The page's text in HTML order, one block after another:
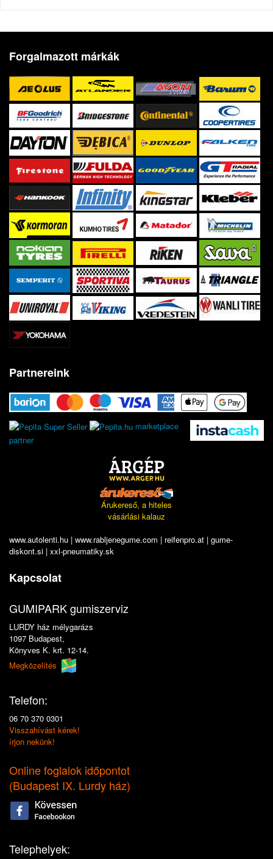
Forgalmazott márkák
Partnereink
marketplace
partner
Árukereső, a hiteles
vásárlási kalauz
www.autolenti.hu | www.rabljenegume.com | reifenpro.at | gume-
diskont.si | xxl-pneumatiky.sk
Kapcsolat
GUMIPARK gumiszerviz
LURDY ház mélygarázs
1097 Budapest,
Könyves K. krt. 12-14.
Megközelítés
Telefon:
06 70 370 0301
Visszahívást kérek!
írjon nekünk!
Online foglalok időpontot
(Budapest IX. Lurdy ház)
Telephelyek: